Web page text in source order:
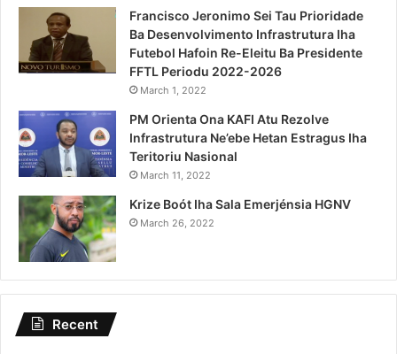
Francisco Jeronimo Sei Tau Prioridade
Ba Desenvolvimento Infrastrutura Iha
Futebol Hafoin Re-Eleitu Ba Presidente
FFTL Periodu 2022-2026
March 1, 2022
PM Orienta Ona KAFI Atu Rezolve
Infrastrutura Ne’ebe Hetan Estragus Iha
Teritoriu Nasional
March 11, 2022
Krize Boót Iha Sala Emerjénsia HGNV
March 26, 2022
Recent